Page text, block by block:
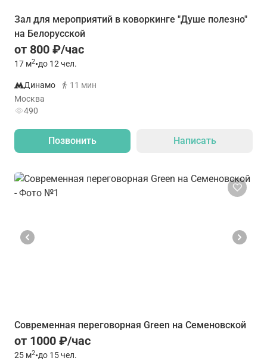
Зал для мероприятий в коворкинге "Душе полезно"
на Белорусской
от 800 ₽/час
17 м2•до 12 чел.
Динамо
11 мин
Москва
490
Позвонить Написать
Современная переговорная Green на Семеновской
от 1000 ₽/час
25 м2•до 15 чел.